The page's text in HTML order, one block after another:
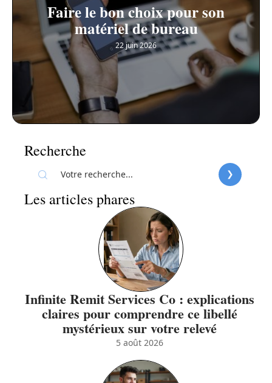
Faire le bon choix pour son
matériel de bureau
22 juin 2026
Recherche
Les articles phares
Infinite Remit Services Co : explications
claires pour comprendre ce libellé
mystérieux sur votre relevé
5 août 2026